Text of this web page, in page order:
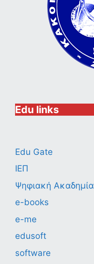
Edu links
Edu Gate
ΙΕΠ
Ψηφιακή Ακαδημία
e-books
e-me
edusoft
software